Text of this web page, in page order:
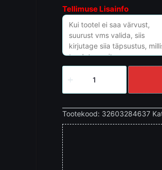
Tellimuse Lisainfo
Tootekood: 32603284637